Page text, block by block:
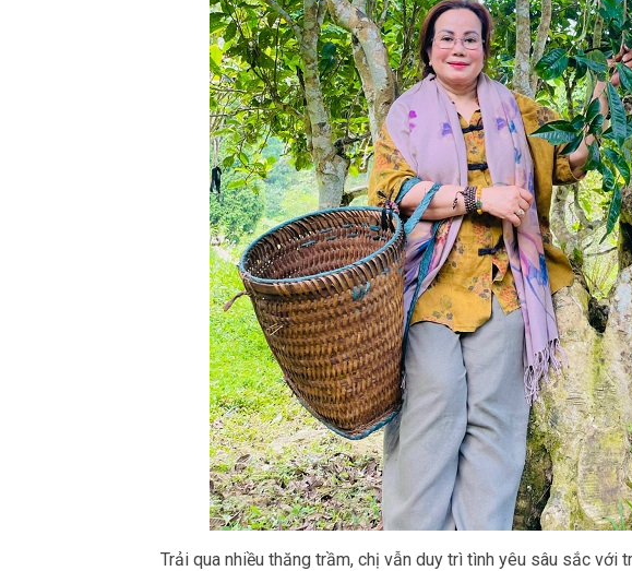
Trải qua nhiều thăng trầm, chị vẫn duy trì tình yêu sâu sắc với